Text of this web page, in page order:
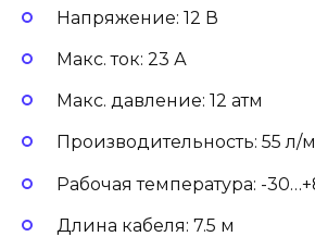
Напряжение: 12 В
Макс. ток: 23 А
Макс. давление: 12 атм
Производительность: 55 л/
Рабочая температура: -
Длина кабеля: 7.5 м